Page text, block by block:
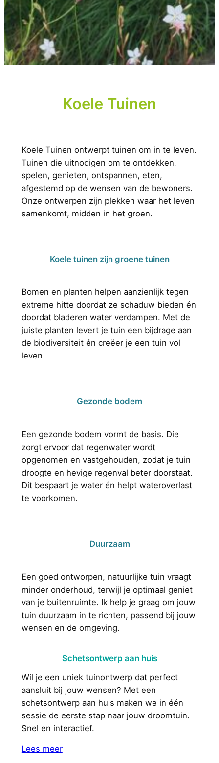
Koele Tuinen
Koele Tuinen ontwerpt tuinen om in te leven.
Tuinen die uitnodigen om te ontdekken,
spelen, genieten, ontspannen, eten,
afgestemd op de wensen van de bewoners.
Onze ontwerpen zijn plekken waar het leven
samenkomt, midden in het groen.
Koele tuinen zijn groene tuinen
Bomen en planten helpen aanzienlijk tegen
extreme hitte doordat ze schaduw bieden én
doordat bladeren water verdampen. Met de
juiste planten levert je tuin een bijdrage aan
de biodiversiteit én creëer je een tuin vol
leven.
Gezonde bodem
Een gezonde bodem vormt de basis. Die
zorgt ervoor dat regenwater wordt
opgenomen en vastgehouden, zodat je tuin
droogte en hevige regenval beter doorstaat.
Dit bespaart je water én helpt wateroverlast
te voorkomen.
Duurzaam
Een goed ontworpen, natuurlijke tuin vraagt
minder onderhoud, terwijl je optimaal geniet
van je buitenruimte. Ik help je graag om jouw
tuin duurzaam in te richten, passend bij jouw
wensen en de omgeving.
Schetsontwerp aan huis
Wil je een uniek tuinontwerp dat perfect
aansluit bij jouw wensen? Met een
schetsontwerp aan huis maken we in één
sessie de eerste stap naar jouw droomtuin.
Snel en interactief.
Lees meer